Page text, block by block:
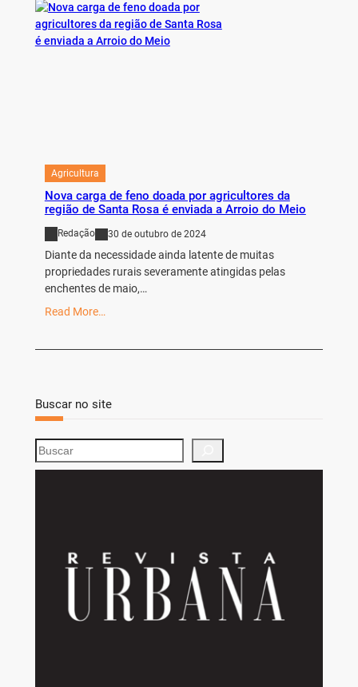
Agricultura
Nova carga de feno doada por agricultores da
região de Santa Rosa é enviada a Arroio do Meio
Redação 30 de outubro de 2024
Diante da necessidade ainda latente de muitas
propriedades rurais severamente atingidas pelas
enchentes de maio,…
Read More…
Buscar no site
S
e